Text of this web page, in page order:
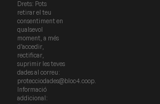
Drets: Pots
retirar el teu
consentiment en
qualsevol
moment, a més
d’accedir,
rectificar,
suprimir les teves
dades al correu:
protecciodades@bloc4.coop.
Informació
addicional: